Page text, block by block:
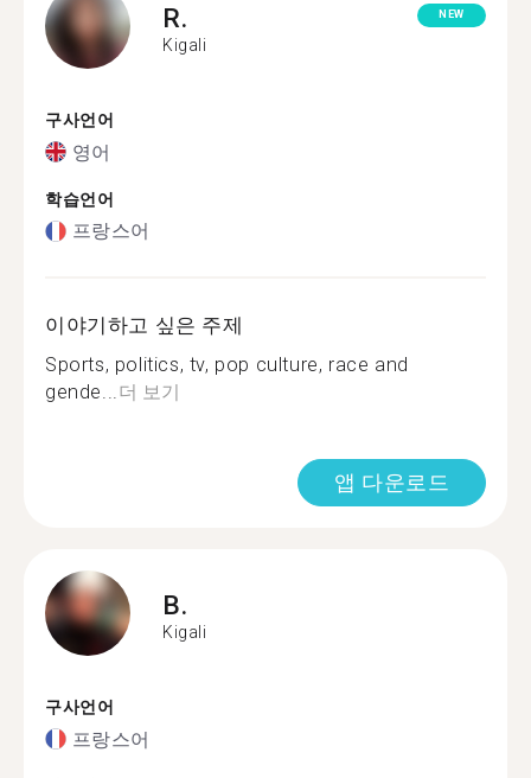
R.
Kigali
NEW
구사언어
영어
학습언어
프랑스어
이야기하고 싶은 주제
Sports, politics, tv, pop culture, race and
gende...더 보기
앱 다운로드
B.
Kigali
구사언어
프랑스어